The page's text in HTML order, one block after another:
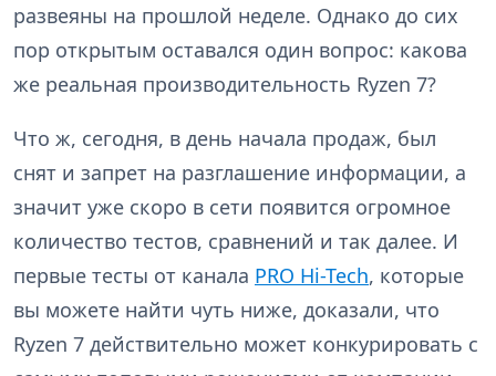
развеяны на прошлой неделе. Однако до сих
пор открытым оставался один вопрос: какова
же реальная производительность Ryzen 7?
Что ж, сегодня, в день начала продаж, был
снят и запрет на разглашение информации, а
значит уже скоро в сети появится огромное
количество тестов, сравнений и так далее. И
первые тесты от канала PRO Hi-Tech, которые
вы можете найти чуть ниже, доказали, что
Ryzen 7 действительно может конкурировать с